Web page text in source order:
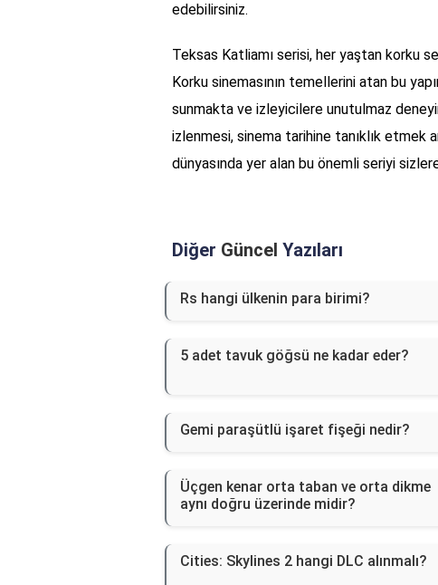
edebilirsiniz.
Teksas Katliamı serisi, her yaştan korku
Korku sinemasının temellerini atan bu
sunmakta ve izleyicilere unutulmaz
izlenmesi, sinema tarihine tanıklık etmek
dünyasında yer alan bu önemli seriyi
Diğer Güncel Yazıları
Rs hangi ülkenin para birimi?
5 adet tavuk göğsü ne kadar eder?
Gemi paraşütlü işaret fişeği nedir?
Üçgen kenar orta taban ve orta dikme
aynı doğru üzerinde midir?
Cities: Skylines 2 hangi DLC alınmalı?